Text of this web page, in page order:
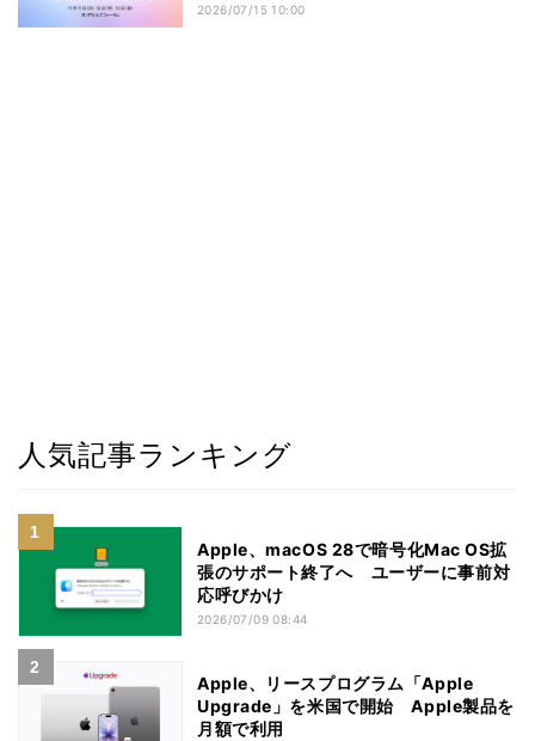
2026/07/15 10:00
人気記事ランキング
Apple、macOS 28で暗号化Mac OS拡
張のサポート終了へ ユーザーに事前対
応呼びかけ
2026/07/09 08:44
Apple、リースプログラム「Apple
Upgrade」を米国で開始 Apple製品を
月額で利用